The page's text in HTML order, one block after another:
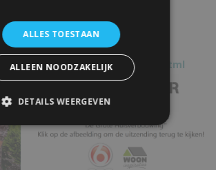
totaal.nl/bekend-van-tv.html
ALLES TOESTAAN
ALLEEN NOODZAKELIJK
DETAILS WEERGEVEN